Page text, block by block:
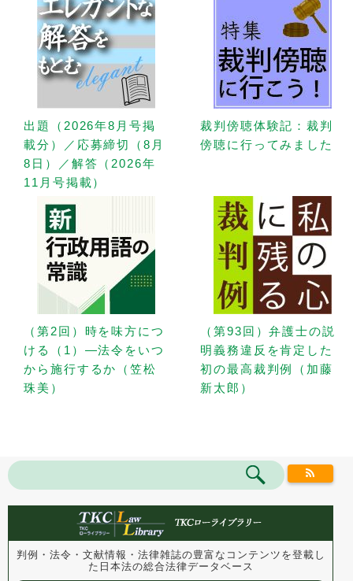
出題（2026年8月号掲
載分）／応募締切（8月
8日）／解答（2026年
11月号掲載）
裁判傍聴体験記：裁判
傍聴に行ってみました
（第2回）時を味方につ
ける（1）—法令をいつ
から施行するか（笠松
珠美）
（第93回）弁護士の説
明義務違反を肯定した
初の最高裁判例（加藤
新太郎）
判例・法令・文献情報・法律雑誌の豊富なコンテンツを登載し
た 日本法の総合法律データベース